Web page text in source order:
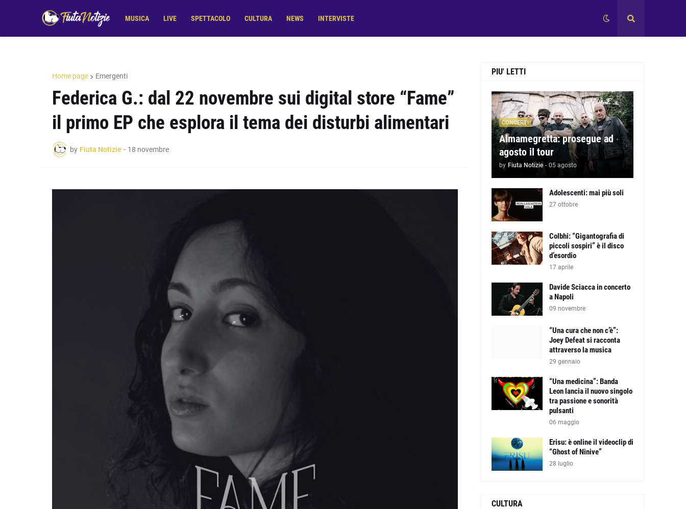
MUSICA LIVE SPETTACOLO CULTURA NEWS INTERVISTE
Home page Emergenti
Federica G.: dal 22 novembre sui digital store “Fame”
il primo EP che esplora il tema dei disturbi alimentari
by Fiuta Notizie - 18 novembre
PIU' LETTI
CONCERTI
Almamegretta: prosegue ad
agosto il tour
by Fiuta Notizie - 05 agosto
Adolescenti: mai più soli
27 ottobre
Colbhi: “Gigantografia di
piccoli sospiri” è il disco
d’esordio
17 aprile
Davide Sciacca in concerto
a Napoli
09 novembre
“Una cura che non c’è”:
Joey Defeat si racconta
attraverso la musica
29 gennaio
“Una medicina”: Banda
Leon lancia il nuovo singolo
tra passione e sonorità
pulsanti
06 maggio
Erisu: è online il videoclip di
“Ghost of Ninive”
28 luglio
CULTURA